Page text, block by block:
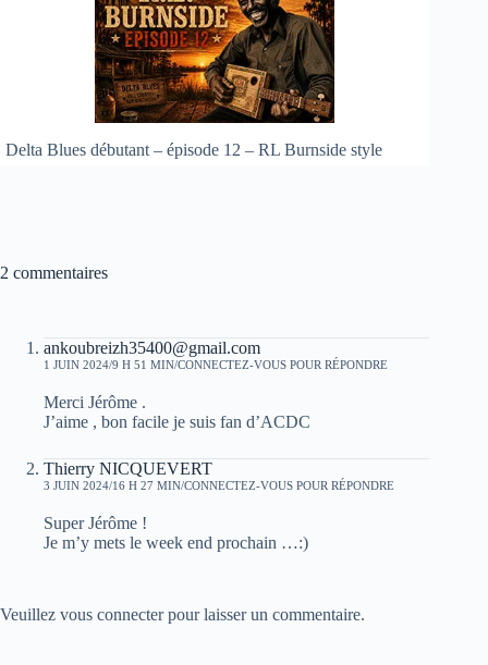
Delta Blues débutant – épisode 12 – RL Burnside style
2 commentaires
ankoubreizh35400@gmail.com
1 JUIN 2024/9 H 51 MIN CONNECTEZ-VOUS POUR RÉPONDRE
Merci Jérôme .
J’aime , bon facile je suis fan d’ACDC
Thierry NICQUEVERT
3 JUIN 2024/16 H 27 MIN CONNECTEZ-VOUS POUR RÉPONDRE
Super Jérôme !
Je m’y mets le week end prochain …:)
Veuillez vous connecter pour laisser un commentaire.